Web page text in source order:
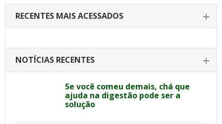
RECENTES MAIS ACESSADOS
NOTÍCIAS RECENTES
Se você comeu demais, chá que
ajuda na digestão pode ser a
solução